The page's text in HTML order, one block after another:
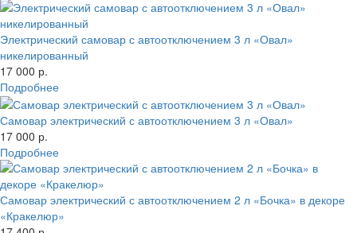
Электрический самовар с автоотключением 3 л «Овал»
никелированный
17 000 р.
Подробнее
Самовар электрический с автоотключением 3 л «Овал»
17 000 р.
Подробнее
Самовар электрический с автоотключением 2 л «Бочка» в декоре
«Кракелюр»